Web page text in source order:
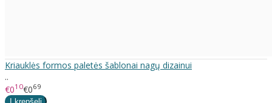
Kriauklės formos paletės šablonai nagų dizainui
..
€010€069